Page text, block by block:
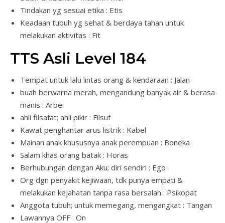
Tindakan yg sesuai etika : Etis
Keadaan tubuh yg sehat & berdaya tahan untuk
melakukan aktivitas : Fit
TTS Asli Level 184
Tempat untuk lalu lintas orang & kendaraan : Jalan
buah berwarna merah, mengandung banyak air & berasa
manis : Arbei
ahli filsafat; ahli pikir : Filsuf
Kawat penghantar arus listrik : Kabel
Mainan anak khususnya anak perempuan : Boneka
Salam khas orang batak : Horas
Berhubungan dengan Aku; diri sendiri : Ego
Org dgn penyakit kejiwaan, tdk punya empati &
melakukan kejahatan tanpa rasa bersalah : Psikopat
Anggota tubuh; untuk memegang, mengangkat : Tangan
Lawannya OFF : On